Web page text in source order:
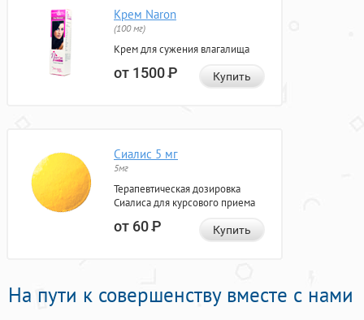
Крем Naron
(100 мг)
Крем для сужения влагалища
от 1500Р Купить
Сиалис 5 мг
5мг
Терапевтическая дозировка
Сиалиса для курсового приема
от 60Р Купить
На пути к совершенству вместе с нами